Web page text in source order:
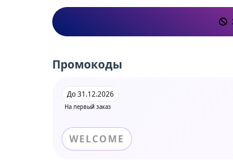
Промокоды
На первый заказ
До 31.12.2026
WELCOME